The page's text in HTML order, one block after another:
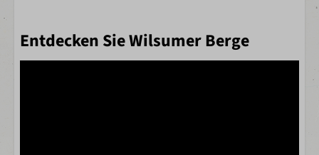
Entdecken Sie Wilsumer Berge